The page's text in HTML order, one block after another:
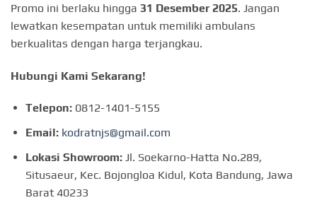
Promo ini berlaku hingga 31 Desember 2025. Jangan
lewatkan kesempatan untuk memiliki ambulans
berkualitas dengan harga terjangkau.
Hubungi Kami Sekarang!
Telepon:0812-1401-5155
Email: kodratnjs@gmail.com
Lokasi Showroom:Jl. Soekarno-Hatta No.289,
Situsaeur, Kec. Bojongloa Kidul, Kota Bandung, Jawa
Barat 40233